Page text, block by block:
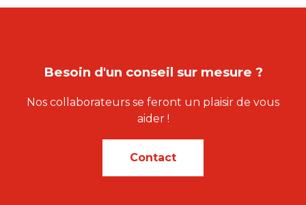
Besoin d'un conseil sur mesure ?
Nos collaborateurs se feront un plaisir de vous
aider !
Contact